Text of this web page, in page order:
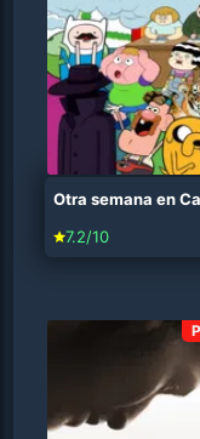
7.2/10